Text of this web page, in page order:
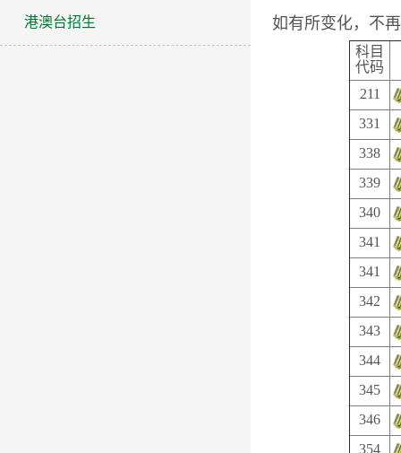
港澳台招生
如有所变化，不
科目
代码
211
331
338
339
340
341
341
342
343
344
345
346
354